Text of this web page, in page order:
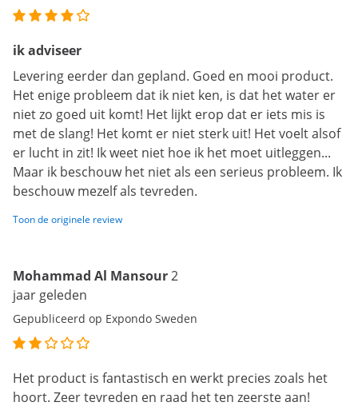
ik adviseer
Levering eerder dan gepland. Goed en mooi product.
Het enige probleem dat ik niet ken, is dat het water er
niet zo goed uit komt! Het lijkt erop dat er iets mis is
met de slang! Het komt er niet sterk uit! Het voelt alsof
er lucht in zit! Ik weet niet hoe ik het moet uitleggen...
Maar ik beschouw het niet als een serieus probleem. Ik
beschouw mezelf als tevreden.
Toon de originele review
Mohammad Al Mansour2
jaar geleden
Gepubliceerd op Expondo Sweden
Het product is fantastisch en werkt precies zoals het
hoort. Zeer tevreden en raad het ten zeerste aan!